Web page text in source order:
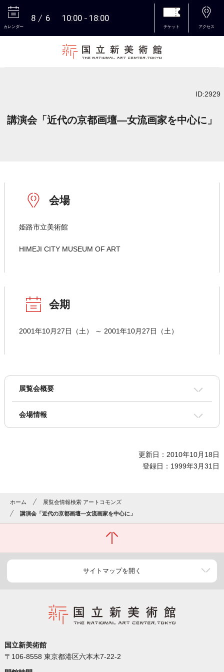
カレンダー
8 6 10:00 18:00
チケット アクセス
ID:2929
講演会「近代の京都画壇―女流画家を中心に」
会場
姫路市立美術館
HIMEJI CITY MUSEUM OF ART
会期
2001年10月27日（土） ～ 2001年10月27日（土）
展覧会概要
会場情報
更新日：2010年10月18日
登録日：1999年3月31日
ホーム
展覧会情報検索 アートコモンズ
講演会「近代の京都画壇―女流画家を中心に」
サイトマップを開く
国立新美術館
〒106-8558 東京都港区六本木7-22-2